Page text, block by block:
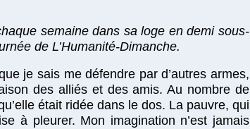
semaine dans sa loge en demi sous-
de L’Humanité-Dimanche.
je sais me défendre par d’autres armes,
des alliés et des amis. Au nombre de
était ridée dans le dos. La pauvre, qui
à pleurer. Mon imagination n’est jamais